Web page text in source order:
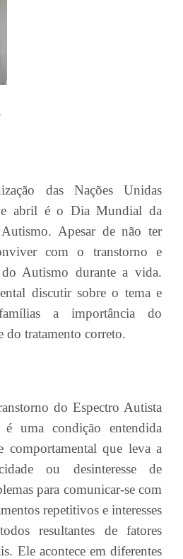
das Nações Unidas
abril é o Dia Mundial da
Apesar de não ter
com o transtorno e
do Autismo durante a vida.
discutir sobre o tema e
a importância do
do tratamento correto.
do Espectro Autista
uma condição entendida
comportamental que leva a
ou desinteresse de
para comunicar-se com
repetitivos e interesses
resultantes de fatores
Ele acontece em diferentes